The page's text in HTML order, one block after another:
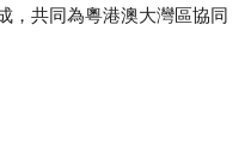
，共同為粵港澳大灣區協同